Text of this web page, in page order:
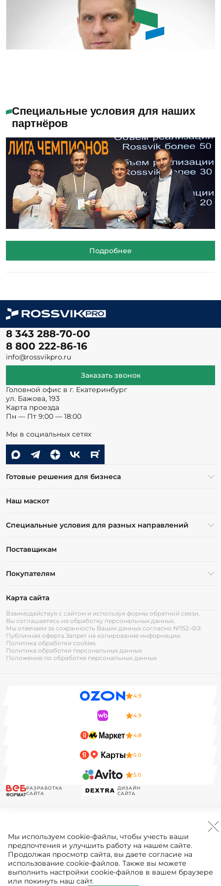
Помогу с выбором
Специальные условия для наших
партнёров
Подробнее
8 343 288-70-00
8 800 222-86-16
info@rossvikpro.ru
Заказать звонок
Головной офис в г. Екатеринбург
ул. Бажова, 193
Карта проезда
Пн — Пт 9:00 — 18:00
Мы в социальных сетях
Готовые решения для бизнеса
Наш маскот
Специальные условия для разных направлений
Поставщикам
Покупателям
Карта сайта
Взаимодействуя с сайтом и используя формы обратной связи,
Вы соглашаетесь на обработку персональных данных.
Мы отвечаем за сохранность Ваших данных согласно №152-ФЗ:
Публичная оферта.Запрет на копирование информации.
Политика обработки cookies
Политика обработки персональных данных
Положение по обработке персональных данных
4.9
4.9
4.8
5.0
5.0
РАЗРАБОТКА
САЙТА
ДИЗАЙН
САЙТА
Мы используем cookie-файлы, чтобы учесть ваши
предпочтения и улучшить работу на нашем сайте.
Продолжая просмотр сайта, вы даете согласие на
использование cookie-файлов. Также вы можете
выполнить настройки cookie-файлов в вашем браузере
или покинуть наш сайт.